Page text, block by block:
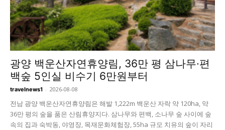
광양 백운산자연휴양림, 36만 평 삼나무·편
백숲 5인실 비수기 6만원부터
travelnews1 - 2026-08-08
전남 광양 백운산자연휴양림은 해발 1,222m 백운산 자락 약 120ha, 약
36만 평의 숲을 품은 산림휴양지다. 삼나무와 편백, 소나무 숲 사이에 숲
속의 집과 숙박동, 야영장, 목재문화체험장, 55ha 규모 치유의 숲이 자리